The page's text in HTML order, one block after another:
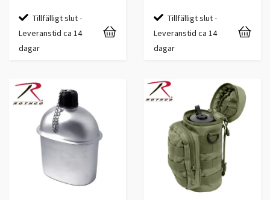
Tillfälligt slut -
Leveranstid ca 14
dagar
Tillfälligt slut -
Leveranstid ca 14
dagar